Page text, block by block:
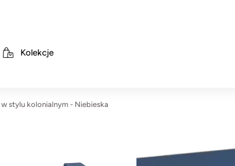
Kolekcje
stylu kolonialnym - Niebieska